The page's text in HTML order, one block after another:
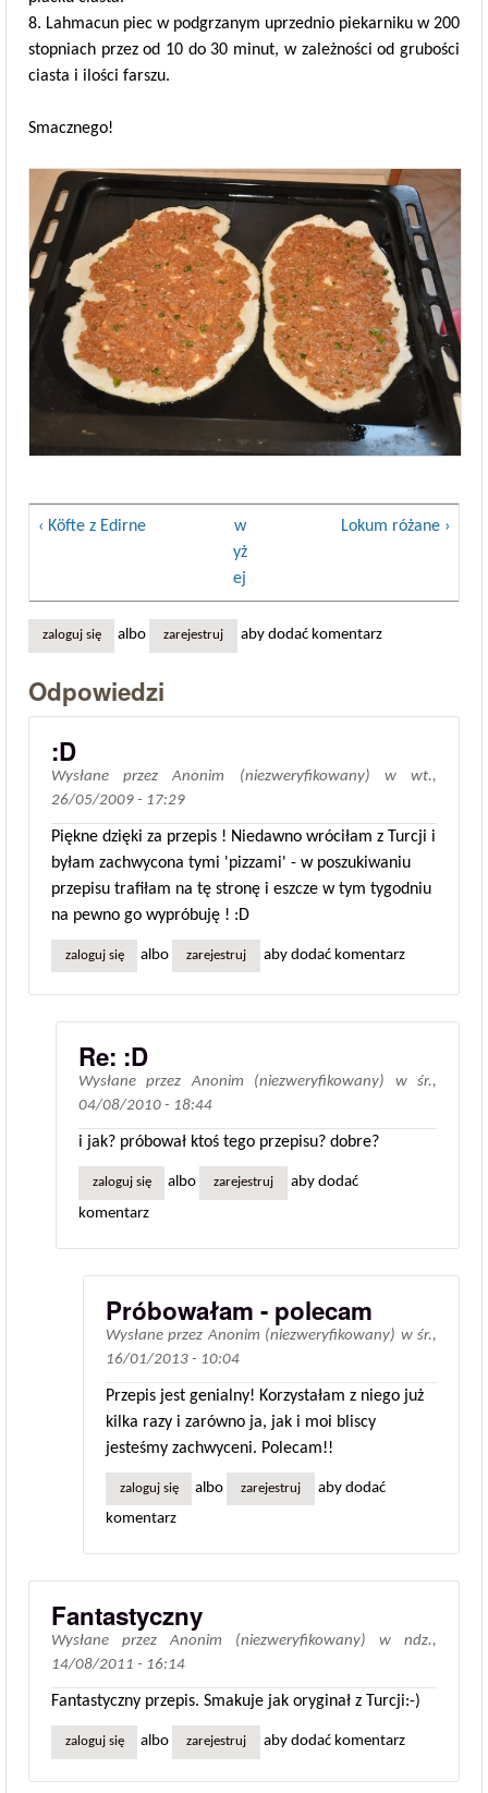
8. Lahmacun piec w podgrzanym uprzednio piekarniku w 200
stopniach przez od 10 do 30 minut, w zależności od grubości
ciasta i ilości farszu.
Smacznego!
‹ Köfte z Edirne
w
yż
ej
Lokum różane ›
zaloguj się albo zarejestruj aby dodać komentarz
Odpowiedzi
:D
Wysłane przezAnonim (niezweryfikowany) wwt.,
26/05/2009 - 17:29
Piękne dzięki za przepis ! Niedawno wróciłam z Turcji i
byłam zachwycona tymi 'pizzami' - w poszukiwaniu
przepisu trafiłam na tę stronę i eszcze w tym tygodniu
na pewno go wypróbuję ! :D
zaloguj się albo zarejestruj aby dodać komentarz
Re: :D
Wysłane przezAnonim (niezweryfikowany) wśr.,
04/08/2010 - 18:44
i jak? próbował ktoś tego przepisu? dobre?
zaloguj się albo zarejestruj
aby dodać
komentarz
Próbowałam - polecam
Wysłane przezAnonim (niezweryfikowany) wśr.,
16/01/2013 - 10:04
Przepis jest genialny! Korzystałam z niego już
kilka razy i zarówno ja, jak i moi bliscy
jesteśmy zachwyceni. Polecam!!
zaloguj się albo zarejestruj
aby dodać
komentarz
Fantastyczny
Wysłane przezAnonim (niezweryfikowany) w ndz.,
14/08/2011 - 16:14
Fantastyczny przepis. Smakuje jak oryginał z Turcji:-)
zaloguj się albo zarejestruj aby dodać komentarz